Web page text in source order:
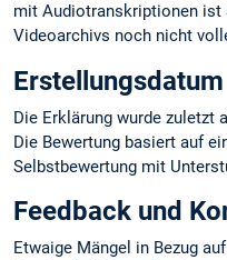
mit Audiotranskriptionen ist
Videoarchivs noch nicht
Erstellungsdatum
Die Erklärung wurde zuletzt
Die Bewertung basiert auf
Selbstbewertung mit
Feedback und
Etwaige Mängel in Bezug